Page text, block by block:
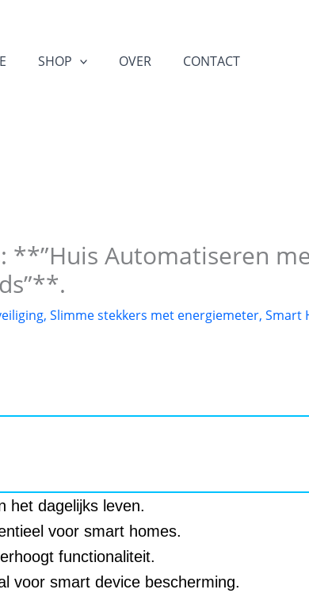
SHOP OVER CONTACT
**”Huis Automatiseren
, Slimme stekkers met energiemeter, Smart
het dagelijks leven.
voor smart homes.
functionaliteit.
voor smart device bescherming.